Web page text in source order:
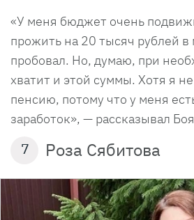
«У меня бюджет очень
прожить на 20 тысяч рублей в
пробовал. Но, думаю, при
хватит и этой суммы. Хотя я
пенсию, потому что у меня
заработок», — рассказывал
7 Роза Сябитова